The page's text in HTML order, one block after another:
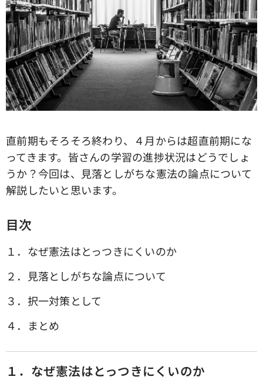
直前期もそろそろ終わり、４月からは超直前期にな
ってきます。皆さんの学習の進捗状況はどうでしょ
うか？今回は、見落としがちな憲法の論点について
解説したいと思います。
目次
１．なぜ憲法はとっつきにくいのか
２．見落としがちな論点について
３．択一対策として
４．まとめ
１．なぜ憲法はとっつきにくいのか